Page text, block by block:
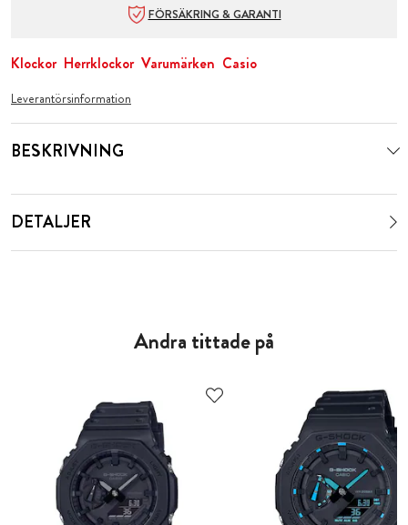
FÖRSÄKRING & GARANTI
Klockor Herrklockor Varumärken Casio
Leverantörsinformation
BESKRIVNING
DETALJER
Andra tittade på